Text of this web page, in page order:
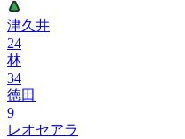
津久井
24
林
34
徳田
9
レオセアラ